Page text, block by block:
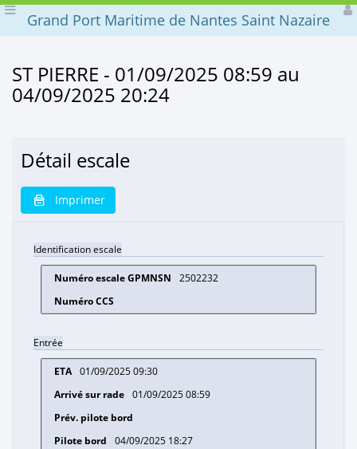
Grand Port Maritime de Nantes Saint Nazaire
ST PIERRE - 01/09/2025 08:59 au
04/09/2025 20:24
Détail escale
Imprimer
Identification escale
2502232
Entrée
01/09/2025 09:30
01/09/2025 08:59
04/09/2025 18:27